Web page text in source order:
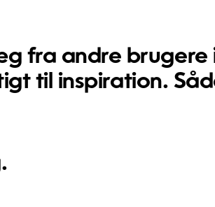
fra andre brugere
til inspiration.